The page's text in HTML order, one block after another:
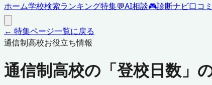
ホーム学校検索ランキング特集💬AI相談🎮診断ナビ口コ
← 特集ページ一覧に戻る
通信制高校お役立ち情報
通信制高校の「登校日数」